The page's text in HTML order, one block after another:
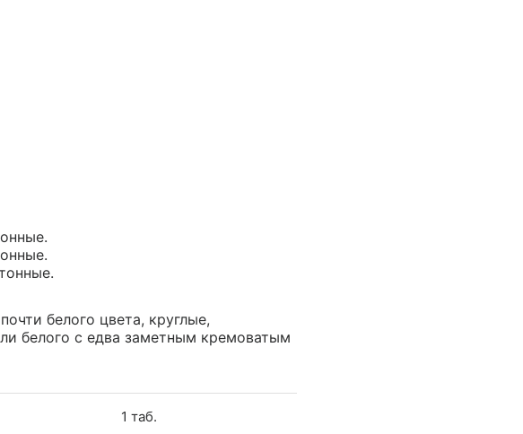
белого цвета, круглые,
белого с едва заметным кремоватым
1 таб.